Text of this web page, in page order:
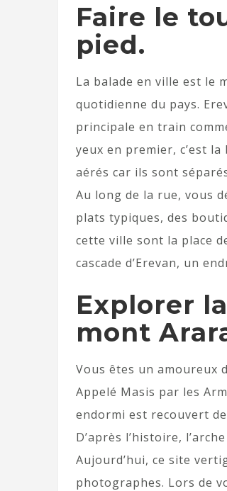
Faire le
pied.
La balade en ville est le
quotidienne du pays.
principale en train
yeux en premier, c’est
aérés car ils sont
Au long de la rue, vous
plats typiques, des
cette ville sont la place
cascade d’Erevan, un
Explorer
mont
Vous êtes un amoureux
Appelé Masis par les
endormi est recouvert
D’après l’histoire,
Aujourd’hui, ce site
photographes. Lors de